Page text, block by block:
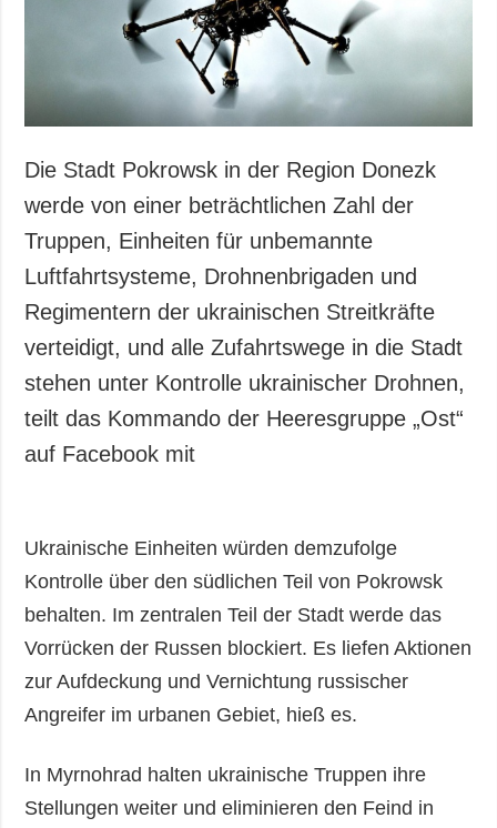
Die Stadt Pokrowsk in der Region Donezk
werde von einer beträchtlichen Zahl der
Truppen, Einheiten für unbemannte
Luftfahrtsysteme, Drohnenbrigaden und
Regimentern der ukrainischen Streitkräfte
verteidigt, und alle Zufahrtswege in die Stadt
stehen unter Kontrolle ukrainischer Drohnen,
teilt das Kommando der Heeresgruppe „Ost“
auf Facebook mit
Ukrainische Einheiten würden demzufolge
Kontrolle über den südlichen Teil von Pokrowsk
behalten. Im zentralen Teil der Stadt werde das
Vorrücken der Russen blockiert. Es liefen Aktionen
zur Aufdeckung und Vernichtung russischer
Angreifer im urbanen Gebiet, hieß es.
In Myrnohrad halten ukrainische Truppen ihre
Stellungen weiter und eliminieren den Feind in